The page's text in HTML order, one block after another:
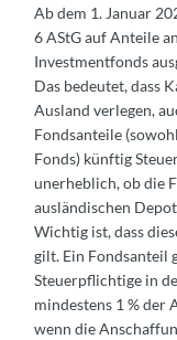
Ab dem 1. Januar
6 AStG auf Anteile
Investmentfonds
Das bedeutet, dass
Ausland verlegen,
Fondsanteile
Fonds) künftig
unerheblich, ob die
ausländischen
Wichtig ist, dass
gilt. Ein Fondsanteil
Steuerpflichtige in
mindestens 1 % der
wenn die